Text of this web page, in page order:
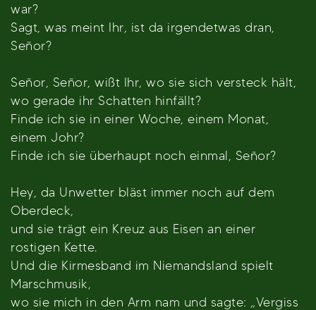
war?
Sagt, was meint Ihr, ist da irgendetwas dran,
Señor?
Señor, Señor, wißt Ihr, wo sie sich versteck hält,
wo gerade ihr Schatten hinfällt?
Finde ich sie in einer Woche, einem Monat,
einem Johr?
Finde ich sie überhaupt noch einmal, Señor?
Hey, da Unwetter bläst immer noch auf dem
Oberdeck,
und sie trägt ein Kreuz aus Eisen an einer
rostigen Kette.
Und die Kirmesband im Niemandsland spielt
Marschmusik,
wo sie mich in den Arm nam und sagte: „Vergiss